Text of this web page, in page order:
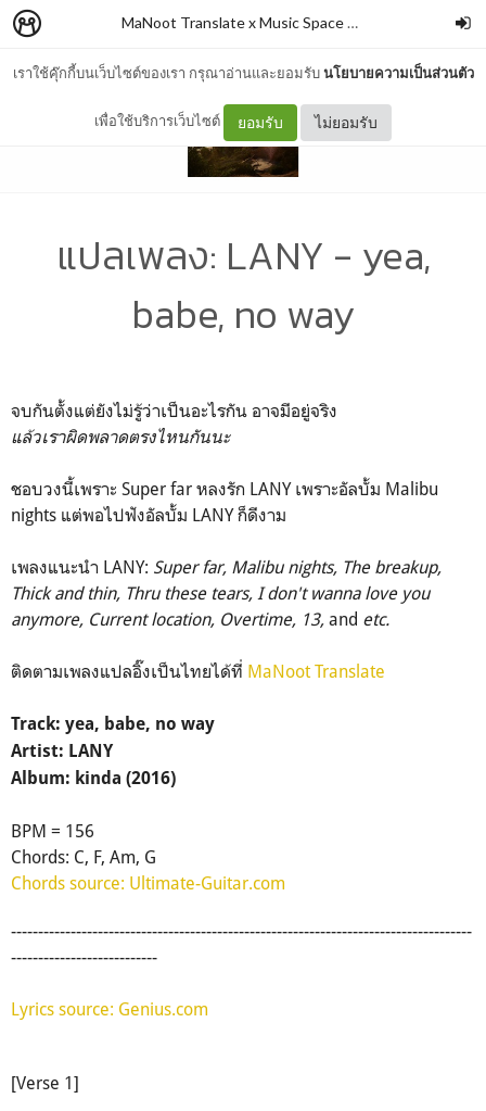
เราใช้คุ๊กกี้บนเว็บไซต์ของเรา กรุณาอ่านและยอมรับนโยบายความเป็นส่วนตัว
เพื่อใช้บริการเว็บไซต์ ยอมรับ ไม่ยอมรับ
MaNoot Translate x Music Space #1 cocococoayeah
แปลเพลง: LANY - yea,
babe, no way
จบกันตั้งแต่ยังไม่รู้ว่าเป็นอะไรกัน อาจมีอยู่จริง
แล้วเราผิดพลาดตรงไหนกันนะ
ชอบวงนี้เพราะ Super far หลงรัก LANY เพราะอัลบั้ม Malibu
nights แต่พอไปฟังอัลบั้ม LANY ก็ดีงาม
เพลงแนะนำ LANY: Super far, Malibu nights, The breakup,
Thick and thin, Thru these tears, I don't wanna love you
anymore, Current location, Overtime, 13, and etc.
ติดตามเพลงแปลอิ๊งเป็นไทยได้ที่ MaNoot Translate
Track: yea, babe, no way
Artist: LANY
Album: kinda (2016)
BPM = 156
Chords: C, F, Am, G
Chords source: Ultimate-Guitar.com
-------------------------------------------------------------------------------------
---------------------------
Lyrics source: Genius.com
[Verse 1]